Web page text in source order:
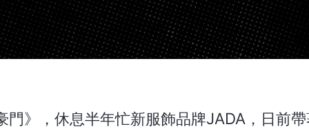
》，休息半年忙新服飾品牌JADA，日前